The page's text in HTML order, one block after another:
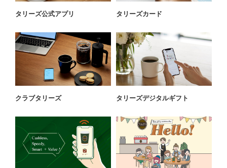
タリーズ公式アプリ タリーズカード
クラブタリーズ タリーズデジタルギフト